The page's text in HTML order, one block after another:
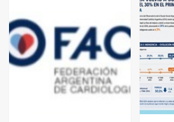
4
Accidente en Ruta 5:
joven de Trenque
Los precios de los
La Pampa, desde
entre 857 a 1338